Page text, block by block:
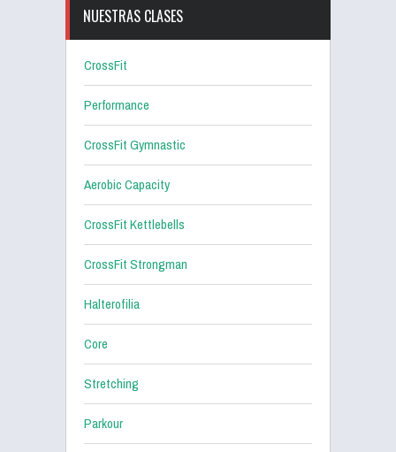
NUESTRAS CLASES
CrossFit
Performance
CrossFit Gymnastic
Aerobic Capacity
CrossFit Kettlebells
CrossFit Strongman
Halterofilia
Core
Stretching
Parkour